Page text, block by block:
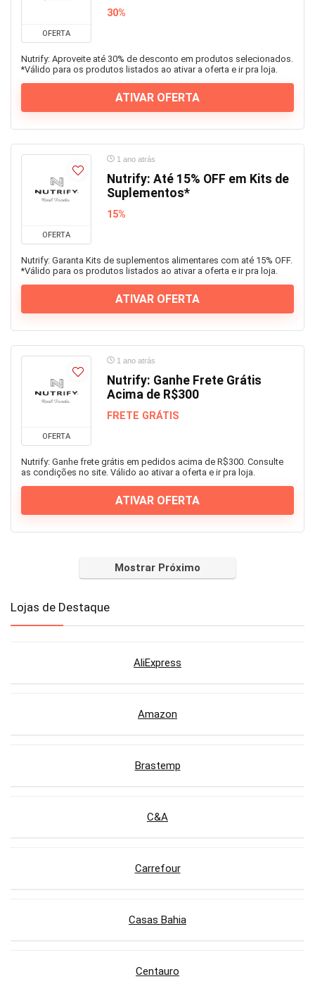
OFERTA
30%
Nutrify: Aproveite até 30% de desconto em produtos selecionados.
*Válido para os produtos listados ao ativar a oferta e ir pra loja.
ATIVAR OFERTA
OFERTA
1 ano atrás
Nutrify: Até 15% OFF em Kits de
Suplementos*
15%
Nutrify: Garanta Kits de suplementos alimentares com até 15% OFF.
*Válido para os produtos listados ao ativar a oferta e ir pra loja.
ATIVAR OFERTA
OFERTA
1 ano atrás
Nutrify: Ganhe Frete Grátis
Acima de R$300
FRETE GRÁTIS
Nutrify: Ganhe frete grátis em pedidos acima de R$300. Consulte
as condições no site. Válido ao ativar a oferta e ir pra loja.
ATIVAR OFERTA
Mostrar Próximo
Lojas de Destaque
AliExpress
Amazon
Brastemp
C&A
Carrefour
Casas Bahia
Centauro